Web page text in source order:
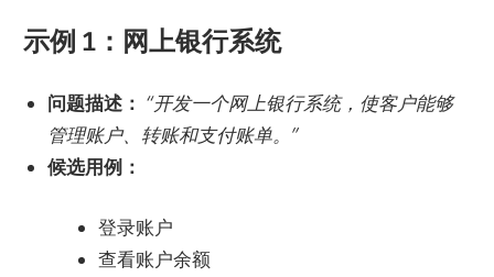
示例 1：网上银行系统
问题描述： “开发一个网上银行系统，使客户能够
管理账户、转账和支付账单。”
候选用例：
登录账户
查看账户余额